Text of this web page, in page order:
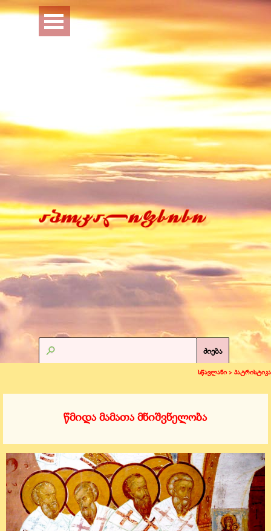
Перейти к контенту
Пропустить меню
ძიება
სწავლანი > პატრისტიკა
წმიდა მამათა მნიშვნელობა